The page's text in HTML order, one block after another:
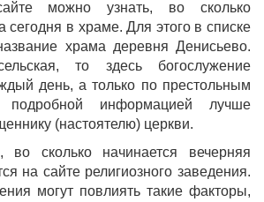
можно узнать, во сколько
сегодня в храме. Для этого в списке
храма деревня Денисьево.
то здесь богослужение
день, а только по престольным
подробной информацией лучше
(настоятелю) церкви.
во сколько начинается вечерняя
на сайте религиозного заведения.
могут повлиять такие факторы,